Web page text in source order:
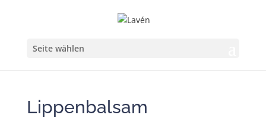
Seite wählen
Lippenbalsam